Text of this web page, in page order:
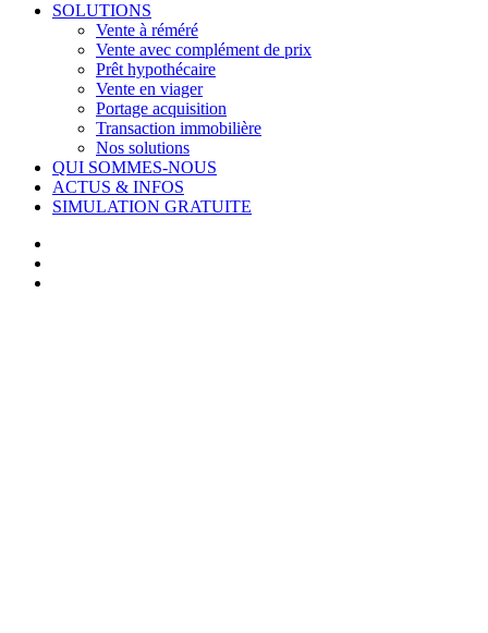
SOLUTIONS
Vente à réméré
Vente avec complément de prix
Prêt hypothécaire
Vente en viager
Portage acquisition
Transaction immobilière
Nos solutions
QUI SOMMES-NOUS
ACTUS & INFOS
SIMULATION GRATUITE